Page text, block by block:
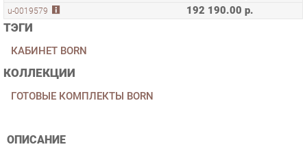
КАБИНЕТ BORN
КОЛЛЕКЦИИ
ГОТОВЫЕ КОМПЛЕКТЫ BORN
ОПИСАНИЕ
такая мебель быть оригинальной, эффектно дополняя образ